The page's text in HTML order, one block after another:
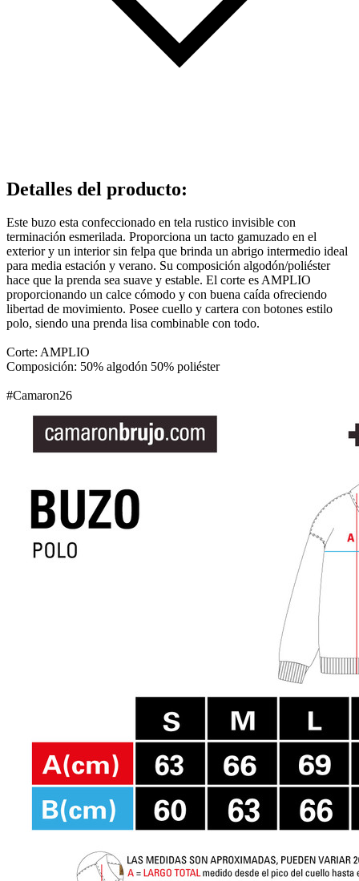
Detalles del producto:
Este buzo esta confeccionado en tela rustico invisible con
terminación esmerilada. Proporciona un tacto gamuzado en el
exterior y un interior sin felpa que brinda un abrigo intermedio ideal
para media estación y verano. Su composición algodón/poliéster
hace que la prenda sea suave y estable. El corte es AMPLIO
proporcionando un calce cómodo y con buena caída ofreciendo
libertad de movimiento. Posee cuello y cartera con botones estilo
polo, siendo una prenda lisa combinable con todo.
Corte: AMPLIO
Composición: 50% algodón 50% poliéster
#Camaron26